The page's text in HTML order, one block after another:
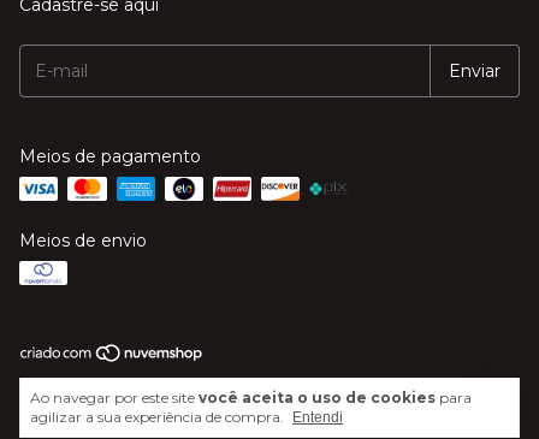
Ao navegar por este site você aceita o uso de cookies para
agilizar a sua experiência de compra.
Entendi
Cadastre-se aqui
Meios de pagamento
Meios de envio
Copyright Mega Música - 20606244000120 - 2026. Todos os direitos
reservados.